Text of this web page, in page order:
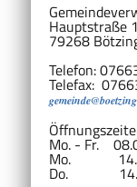
Hauptstraße
79268
Telefon:
Telefax:
Mo. - Fr.
Mo.
Do. 14.00